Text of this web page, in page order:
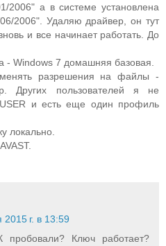
2006" а в системе установлена
2006". Удаляю драйвер, он тут
и все начинает работать. До
- Windows 7 домашняя базовая.
разрешения на файлы -
Других пользователей я не
и есть еще один профиль
локально.
2015 г. в 13:59
Ключ работает?